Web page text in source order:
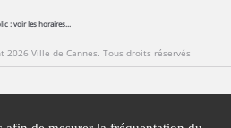
:voir les horaires...
2026 Ville de Cannes. Tous droits réservés